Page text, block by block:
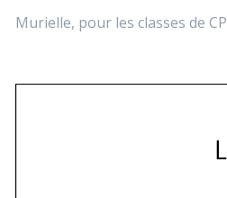
Murielle, pour les classes de CP